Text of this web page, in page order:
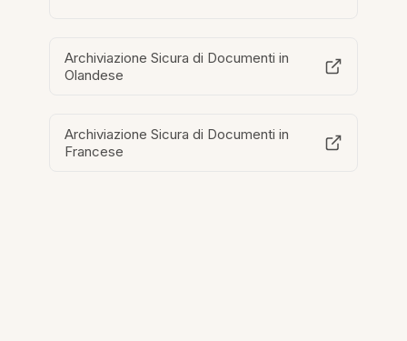
Archiviazione Sicura di Documenti in
Olandese
Archiviazione Sicura di Documenti in
Francese